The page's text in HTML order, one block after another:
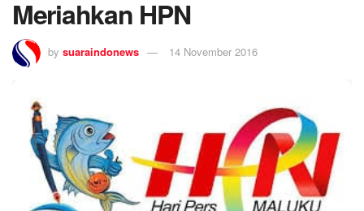
Meriahkan HPN
by suaraindonews 14 November 2016